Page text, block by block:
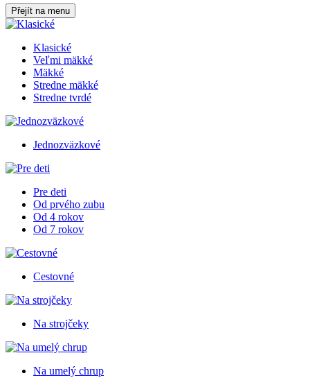
Přejít na menu
Klasické
Veľmi mäkké
Mäkké
Stredne mäkké
Stredne tvrdé
Jednozväzkové
Pre deti
Od prvého zubu
Od 4 rokov
Od 7 rokov
Cestovné
Na strojčeky
Na umelý chrup